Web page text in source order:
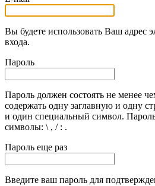
Вы будете использовать Ваш адрес
входа.
Пароль
Пароль должен состоять не менее
содержать одну заглавную и одну
и один специальный символ.
символы: \ , / : .
Пароль еще раз
Введите ваш пароль для